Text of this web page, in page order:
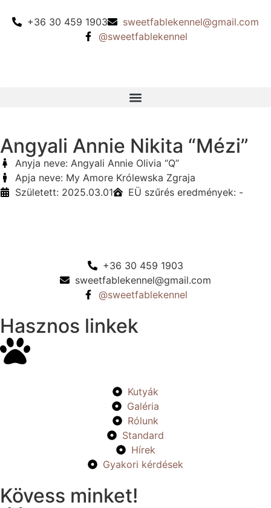
+36 30 459 1903
sweetfablekennel@gmail.com
@sweetfablekennel
Angyali Annie Nikita “Mézi”
Anyja neve: Angyali Annie Olivia “Q”
Apja neve: My Amore Królewska Zgraja
Született: 2025.03.01
EÜ szűrés eredmények: -
+36 30 459 1903
sweetfablekennel@gmail.com
@sweetfablekennel
Hasznos linkek
Kutyák
Galéria
Rólunk
Standard
Hírek
Gyakori kérdések
Kövess minket!